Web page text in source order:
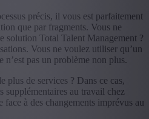
précis, il vous est parfaitement
que par fragments. Vous ne
solution Total Talent Management ?
Vous ne voulez utiliser qu’un
n’est pas un problème non plus.
plus de services ? Dans ce cas,
supplémentaires au travail chez
à des changements imprévus au